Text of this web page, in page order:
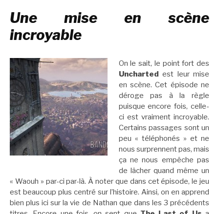
Une mise en scène
incroyable
On le sait, le point fort des
Uncharted est leur mise
en scène. Cet épisode ne
déroge pas à la règle
puisque encore fois, celle-
ci est vraiment incroyable.
Certains passages sont un
peu « téléphonés » et ne
nous surprennent pas, mais
ça ne nous empêche pas
de lâcher quand même un
« Waouh » par-ci par-là. À noter que dans cet épisode, le jeu
est beaucoup plus centré sur l’histoire. Ainsi, on en apprend
bien plus ici sur la vie de Nathan que dans les 3 précédents